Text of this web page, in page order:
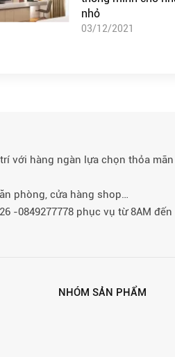
nhỏ
03/12/2021
với hàng ngàn lựa chọn thỏa mãn
phòng, cửa hàng shop…
-0849277778 phục vụ từ 8AM đến
NHÓM SẢN PHẨM